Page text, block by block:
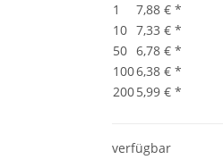
1
7,88 € *
10 7,33 € *
50 6,78 € *
1006,38 € *
2005,99 € *
verfügbar